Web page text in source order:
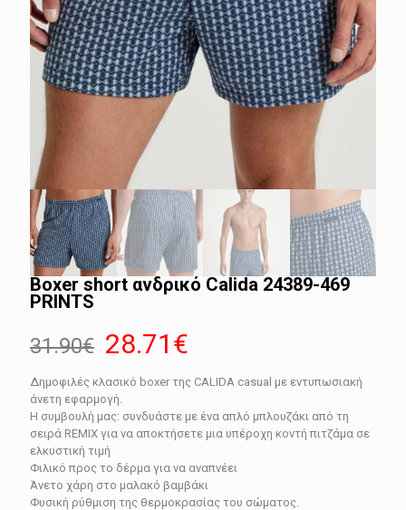
Boxer short ανδρικό Calida 24389-469
PRINTS
31.90€ Original
price
was:
31.90€.
28.71 €
τρέχουσα
τιμή
είναι:
Δημοφιλές κλασικό boxer της CALIDA casual με εντυπωσιακή
άνετη εφαρμογή.
Η συμβουλή μας: συνδυάστε με ένα απλό μπλουζάκι από τη
σειρά REMIX για να αποκτήσετε μια υπέροχη κοντή πιτζάμα σε
ελκυστική τιμή
Φιλικό προς το δέρμα για να αναπνέει
Άνετο χάρη στο μαλακό βαμβάκι
Φυσική ρύθμιση της θερμοκρασίας του σώματος.